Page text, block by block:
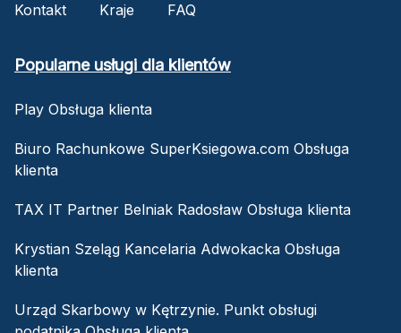
Kontakt
Kraje FAQ
Popularne usługi dla klientów
Play Obsługa klienta
Biuro Rachunkowe SuperKsiegowa.com Obsługa
klienta
TAX IT Partner Belniak Radosław Obsługa klienta
Krystian Szeląg Kancelaria Adwokacka Obsługa
klienta
Urząd Skarbowy w Kętrzynie. Punkt obsługi